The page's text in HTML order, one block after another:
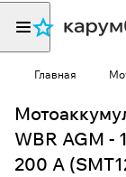
Главная
WBR AGM -
200 А